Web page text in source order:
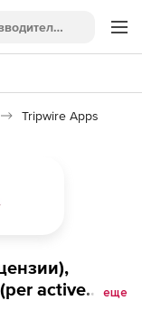
Tripwire Apps
active
еще